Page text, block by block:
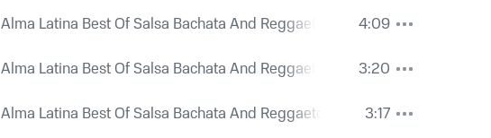
Alma Latina Best Of Salsa Bachata And Reggaeton
4:09
Alma Latina Best Of Salsa Bachata And Reggaeton
3:20
Alma Latina Best Of Salsa Bachata And Reggaeton
3:17